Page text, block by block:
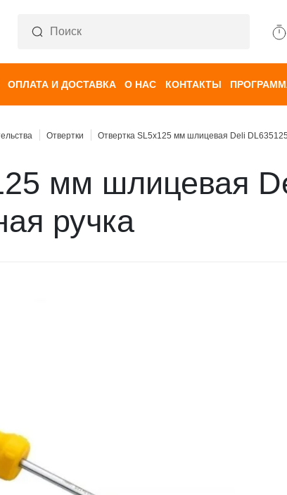
ОПЛАТА И ДОСТАВКА О НАС КОНТАКТЫ
Отвертки Отвертка SL5х125 мм шлицевая Deli
мм шлицевая
ручка